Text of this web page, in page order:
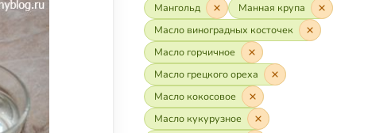
Мангольд
Манная крупа
Масло виноградных косточек
Масло горчичное
Масло грецкого ореха
Масло кокосовое
Масло кукурузное